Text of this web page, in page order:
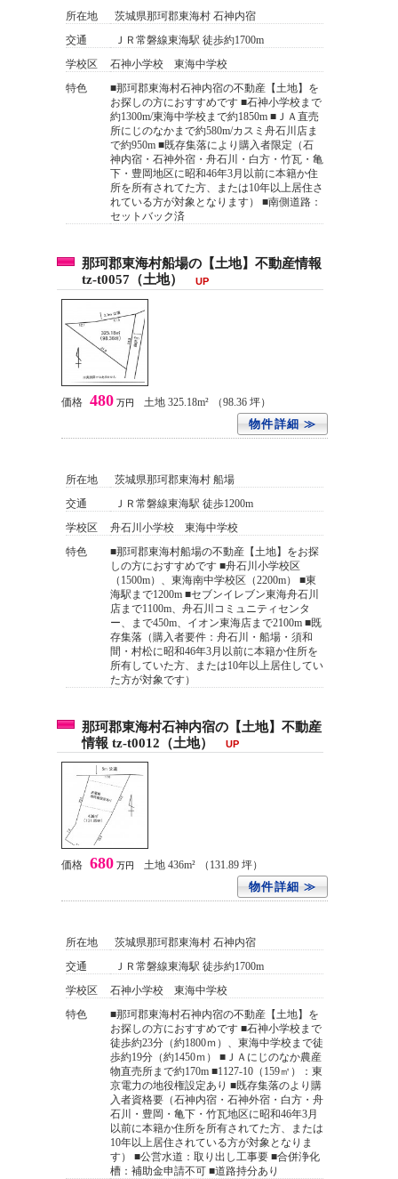
所在地
茨城県那珂郡東海村 石神内宿
交通
ＪＲ常磐線東海駅 徒歩約1700m
学校区
石神小学校 東海中学校
特色
■那珂郡東海村石神内宿の不動産【土地】を
お探しの方におすすめです ■石神小学校まで
約1300m/東海中学校まで約1850m ■ＪＡ直売
所にじのなかまで約580m/カスミ舟石川店ま
で約950m ■既存集落により購入者限定（石
神内宿・石神外宿・舟石川・白方・竹瓦・亀
下・豊岡地区に昭和46年3月以前に本籍か住
所を所有されてた方、または10年以上居住さ
れている方が対象となります） ■南側道路：
セットバック済
那珂郡東海村船場の【土地】不動産情報
tz-t0057（土地）
UP
価格 480 万円 土地 325.18m² （98.36 坪）
物件詳細 ≫
所在地
茨城県那珂郡東海村 船場
交通
ＪＲ常磐線東海駅 徒歩1200m
学校区
舟石川小学校 東海中学校
特色
■那珂郡東海村船場の不動産【土地】をお探
しの方におすすめです ■舟石川小学校区
（1500m）、東海南中学校区（2200m） ■東
海駅まで1200m ■セブンイレブン東海舟石川
店まで1100m、舟石川コミュニティセンタ
ー、まで450m、イオン東海店まで2100m ■既
存集落（購入者要件：舟石川・船場・須和
間・村松に昭和46年3月以前に本籍か住所を
所有していた方、または10年以上居住してい
た方が対象です）
那珂郡東海村石神内宿の【土地】不動産
情報 tz-t0012（土地）
UP
価格 680 万円 土地 436m² （131.89 坪）
物件詳細 ≫
所在地
茨城県那珂郡東海村 石神内宿
交通
ＪＲ常磐線東海駅 徒歩約1700m
学校区
石神小学校 東海中学校
特色
■那珂郡東海村石神内宿の不動産【土地】を
お探しの方におすすめです ■石神小学校まで
徒歩約23分（約1800ｍ）、東海中学校まで徒
歩約19分（約1450ｍ） ■ＪＡにじのなか農産
物直売所まで約170m ■1127-10（159㎡）：東
京電力の地役権設定あり ■既存集落のより購
入者資格要（石神内宿・石神外宿・白方・舟
石川・豊岡・亀下・竹瓦地区に昭和46年3月
以前に本籍か住所を所有されてた方、または
10年以上居住されている方が対象となりま
す） ■公営水道：取り出し工事要 ■合併浄化
槽：補助金申請不可 ■道路持分あり